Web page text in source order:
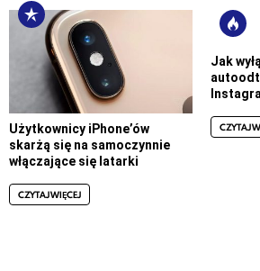
Użytkownicy iPhone’ów
skarżą się na samoczynnie
włączające się latarki
CZYTAJ WIĘCEJ
Jak
CZYTAJ